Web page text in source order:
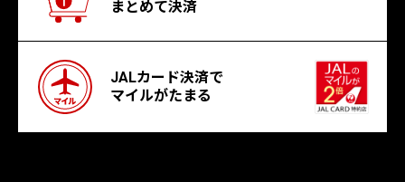
まとめて決済
JALカード決済で
マイルがたまる